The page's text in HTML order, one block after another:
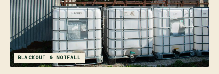
BLACKOUT & NOTFALL